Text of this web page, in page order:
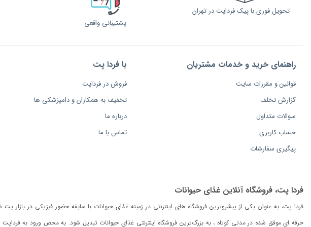
تحویل فوری با پیک فرداپت در تهران
پشتیبانی واقعی
راهنمای خرید و خدمات مشتریان
قوانین و مقررات سایت
گزارش تخلف
سوالات متداول
حساب کاربری
پیگیری سفارشات
با فردا پت
فروش در فرداپت
تخفیف به همکاران و دامپزشکی ها
درباره ما
تماس با ما
فردا پت، فروشگاه آنلاین غذای حیوانات
فردا پت، به عنوان یکی از پیشروترین فروشگاه های اینترنتی در زمینه غذای حیوانات با سابقه حضور فیزیکی در بازار
حرفه ای موفق شده در مدتی کوتاه ، به بزرگ‌ترین فروشگاه اینترنتی غذای حیوانات تبدیل شود. به محض ورود به